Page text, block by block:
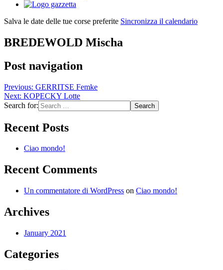
Salva le date delle tue corse preferite Sincronizza il calendario
BREDEWOLD Mischa
Post navigation
Previous: GERRITSE Femke
Next: KOPECKY Lotte
Search for:
Recent Posts
Ciao mondo!
Recent Comments
Un commentatore di WordPress on Ciao mondo!
Archives
January 2021
Categories